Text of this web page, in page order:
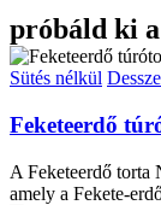
próbáld ki
Sütés nélkül
Feketeerdő
A Feketeerdő torta
amely a Fekete-